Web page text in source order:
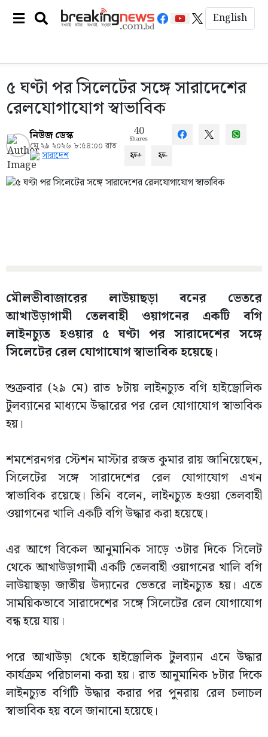
English
৫ ঘণ্টা পর সিলেটের সঙ্গে সারাদেশের
রেলযোগাযোগ স্বাভাবিক
নিউজ ডেস্ক
মে ২৯ ২০২৬ ৮:৫৪:০০ রাত
সারাদেশ
40
Shares
ফ+ ফ-
মৌলভীবাজারের লাউয়াছড়া বনের ভেতরে
আখাউড়াগামী তেলবাহী ওয়াগনের একটি বগি
লাইনচ্যুত হওয়ার ৫ ঘণ্টা পর সারাদেশের সঙ্গে
সিলেটের রেল যোগাযোগ স্বাভাবিক হয়েছে।
শুক্রবার (২৯ মে) রাত ৮টায় লাইনচ্যুত বগি হাইড্রোলিক
টুলব্যানের মাধ্যমে উদ্ধারের পর রেল যোগাযোগ স্বাভাবিক
হয়।
শমশেরনগর স্টেশন মাস্টার রজত কুমার রায় জানিয়েছেন,
সিলেটের সঙ্গে সারাদেশের রেল যোগাযোগ এখন
স্বাভাবিক রয়েছে। তিনি বলেন, লাইনচ্যুত হওয়া তেলবাহী
ওয়াগনের খালি একটি বগি উদ্ধার করা হয়েছে।
এর আগে বিকেল আনুমানিক সাড়ে ৩টার দিকে সিলেট
থেকে আখাউড়াগামী একটি তেলবাহী ওয়াগনের খালি বগি
লাউয়াছড়া জাতীয় উদ্যানের ভেতরে লাইনচ্যুত হয়। এতে
সাময়িকভাবে সারাদেশের সঙ্গে সিলেটের রেল যোগাযোগ
বন্ধ হয়ে যায়।
পরে আখাউড়া থেকে হাইড্রোলিক টুলব্যান এনে উদ্ধার
কার্যক্রম পরিচালনা করা হয়। রাত আনুমানিক ৮টার দিকে
লাইনচ্যুত বগিটি উদ্ধার করার পর পুনরায় রেল চলাচল
স্বাভাবিক হয় বলে জানানো হয়েছে।